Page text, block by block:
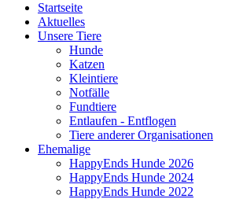
Startseite
Aktuelles
Unsere Tiere
Hunde
Katzen
Kleintiere
Notfälle
Fundtiere
Entlaufen - Entflogen
Tiere anderer Organisationen
Ehemalige
HappyEnds Hunde 2026
HappyEnds Hunde 2024
HappyEnds Hunde 2022